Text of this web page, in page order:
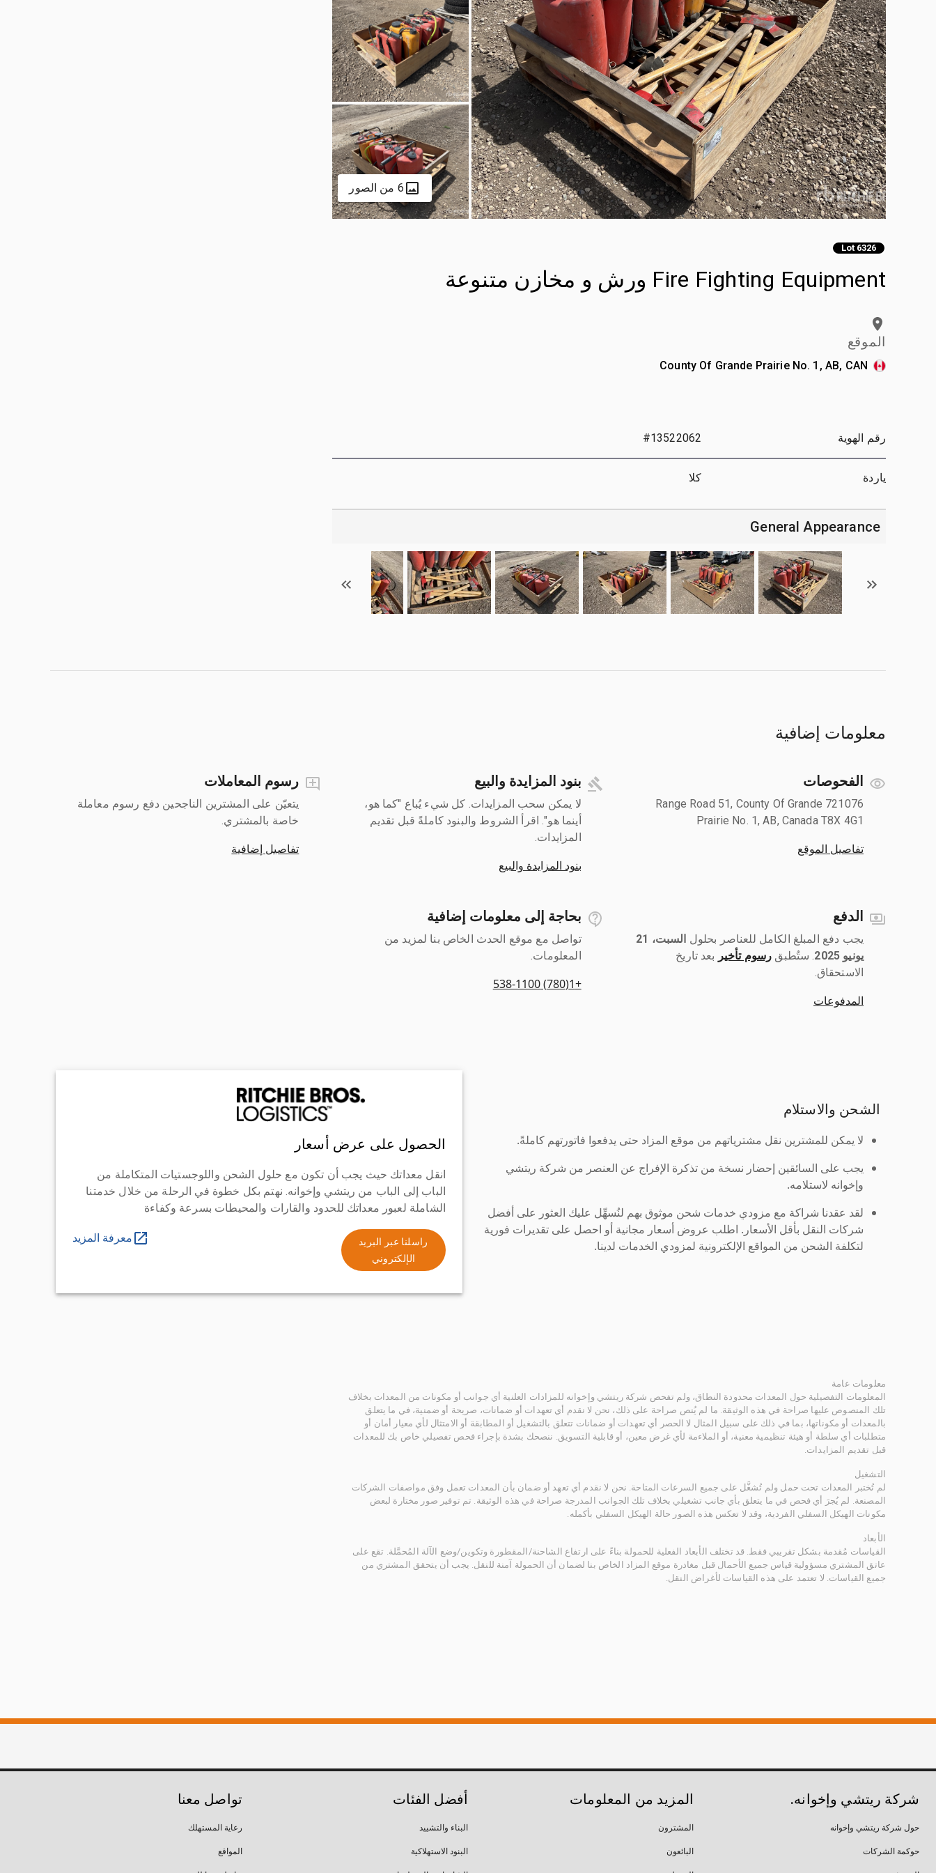
6 من الصور
Lot 6326
Fire Fighting Equipment ورش و مخازن متنوعة
الموقع
County Of Grande Prairie No. 1, AB, CAN
رقم الهوية #13522062
ياردة كلا
General Appearance
معلومات إضافية
الفحوصات
721076 Range Road 51, County Of Grande
Prairie No. 1, AB, Canada T8X 4G1
تفاصيل الموقع
بنود المزايدة والبيع
لا يمكن سحب المزايدات. كل شيء يُباع "كما هو،
أينما هو". اقرأ الشروط والبنود كاملةً قبل تقديم
المزايدات.
بنود المزايدة والبيع
رسوم المعاملات
يتعيّن على المشترين الناجحين دفع رسوم معاملة
خاصة بالمشتري.
تفاصيل إضافية
الدفع
يجب دفع المبلغ الكامل للعناصر بحلول ‎
السبت، 21
يونيو 2025
رسوم تأخير بعد تاريخ
الاستحقاق.
المدفوعات
بحاجة إلى معلومات إضافية
تواصل مع موقع الحدث الخاص بنا لمزيد من
المعلومات.
+1(780) 538-1100
الشحن والاستلام
لا يمكن للمشترين نقل مشترياتهم من موقع المزاد حتى يدفعوا فاتورتهم كاملةً.
يجب على السائقين إحضار نسخة من تذكرة الإفراج عن العنصر من شركة ريتشي
وإخوانه لاستلامه.
لقد عقدنا شراكة مع مزودي خدمات شحن موثوق بهم لنُسهِّل عليك العثور على أفضل
شركات النقل بأقل الأسعار. اطلب عروض أسعار مجانية أو احصل على تقديرات فورية
لتكلفة الشحن من المواقع الإلكترونية لمزودي الخدمات لدينا.
الحصول على عرض أسعار
انقل معداتك حيث يجب أن تكون مع حلول الشحن واللوجستيات المتكاملة من
الباب إلى الباب من ريتشي وإخوانه. نهتم بكل خطوة في الرحلة من خلال خدمتنا
الشاملة لعبور معداتك للحدود والقارات والمحيطات بسرعة وكفاءة
راسلنا عبر البريد
الإلكتروني
معرفة المزيد
معلومات عامة
المعلومات التفصيلية حول المعدات محدودة النطاق، ولم تفحص شركة ريتشي وإخوانه للمزادات العلنية أي جوانب أو مكونات من المعدات بخلاف
تلك المنصوص عليها صراحة في هذه الوثيقة. ما لم يُنص صراحة على ذلك، نحن لا نقدم أي تعهدات أو ضمانات، صريحة أو ضمنية، في ما يتعلق
بالمعدات أو مكوناتها، بما في ذلك على سبيل المثال لا الحصر أي تعهدات أو ضمانات تتعلق بالتشغيل أو المطابقة أو الامتثال لأي معيار أمان أو
متطلبات أي سلطة أو هيئة تنظيمية معنية، أو الملاءمة لأي غرض معين، أو قابلية التسويق. ننصحك بشدة بإجراء فحص تفصيلي خاص بك للمعدات
قبل تقديم المزايدات.
التشغيل
لم تُختبر المعدات تحت حمل ولم تُشغَّل على جميع السرعات المتاحة. نحن لا نقدم أي تعهد أو ضمان بأن المعدات تعمل وفق مواصفات الشركات
المصنعة. لم يُجرَ أي فحص في ما يتعلق بأي جانب تشغيلي بخلاف تلك الجوانب المدرجة صراحة في هذه الوثيقة. تم توفير صور مختارة لبعض
مكونات الهيكل السفلي الفردية، وقد لا تعكس هذه الصور حالة الهيكل السفلي بأكمله.
الأبعاد
القياسات مُقدمة بشكل تقريبي فقط. قد تختلف الأبعاد الفعلية للحمولة بناءً على ارتفاع الشاحنة/المقطورة وتكوين/وضع الآلة المُحمَّلة. تقع على
عاتق المشتري مسؤولية قياس جميع الأحمال قبل مغادرة موقع المزاد الخاص بنا لضمان أن الحمولة آمنة للنقل. يجب أن يتحقق المشتري من
جميع القياسات. لا تعتمد على هذه القياسات لأغراض النقل.
شركة ريتشي وإخوانه.
حول شركة ريتشي وإخوانه
حوكمة الشركات
المزيد من المعلومات
المشترون
البائعون
أفضل الفئات
البناء والتشييد
البنود الاستهلاكية
تواصل معنا
رعاية المستهلك
المواقع